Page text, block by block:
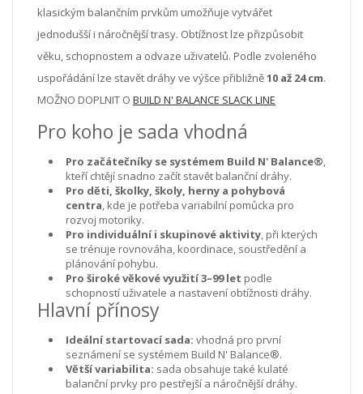
klasickým balančním prvkům umožňuje vytvářet
jednodušší i náročnější trasy. Obtížnost lze přizpůsobit
věku, schopnostem a odvaze uživatelů. Podle zvoleného
uspořádání lze stavět dráhy ve výšce přibližně10 až 24 cm.
MOŽNO DOPLNIT O BUILD N' BALANCE SLACK LINE
Pro koho je sada vhodná
Pro začátečníky se systémem Build N' Balance®,
kteří chtějí snadno začít stavět balanční dráhy.
Pro děti, školky, školy, herny a pohybová
centra, kde je potřeba variabilní pomůcka pro
rozvoj motoriky.
Pro individuální i skupinové aktivity, při kterých
se trénuje rovnováha, koordinace, soustředění a
plánování pohybu.
Pro široké věkové využití 3–99 let podle
schopností uživatele a nastavení obtížnosti dráhy.
Hlavní přínosy
Ideální startovací sada: vhodná pro první
seznámení se systémem Build N' Balance®.
Větší variabilita: sada obsahuje také kulaté
balanční prvky pro pestřejší a náročnější dráhy.